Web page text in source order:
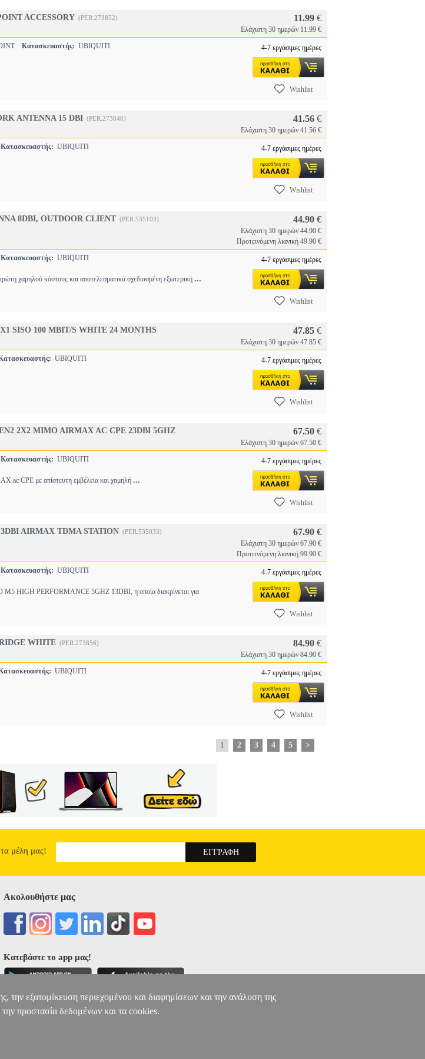
ACCESSORY (PER.273852) 11.99 €
Ελάχιστη 30 ημερών 11.99 €
Κατασκευαστής: UBIQUITI 4-7 εργάσιμες ημέρες
Wishlist
ANTENNA 15 DBI (PER.273840) 41.56 €
Ελάχιστη 30 ημερών 41.56 €
Κατασκευαστής: UBIQUITI 4-7 εργάσιμες ημέρες
Wishlist
8DBI, OUTDOOR CLIENT (PER.535103) 44.90 €
Ελάχιστη 30 ημερών 44.90 €
Προτεινόμενη λιανική 49.90 €
Κατασκευαστής: UBIQUITI
χαμηλού κόστους και αποτελεσματικά σχεδιασμένη εξωτερική ...
4-7 εργάσιμες ημέρες
Wishlist
SISO 100 MBIT/S WHITE 24 MONTHS
47.85 €
Ελάχιστη 30 ημερών 47.85 €
UBIQUITI 4-7 εργάσιμες ημέρες
Wishlist
2X2 MIMO AIRMAX AC CPE 23DBI 5GHZ
67.50 €
Ελάχιστη 30 ημερών 67.50 €
Κατασκευαστής: UBIQUITI
ac CPE με απίστευτη εμβέλεια και χαμηλή ...
4-7 εργάσιμες ημέρες
Wishlist
AIRMAX TDMA STATION (PER.535033) 67.90 €
Ελάχιστη 30 ημερών 67.90 €
Προτεινόμενη λιανική 99.90 €
Κατασκευαστής: UBIQUITI
HIGH PERFORMANCE 5GHZ 13DBI, η οποία διακρίνεται για
4-7 εργάσιμες ημέρες
Wishlist
WHITE (PER.273856) 84.90 €
Ελάχιστη 30 ημερών 84.90 €
UBIQUITI 4-7 εργάσιμες ημέρες
Wishlist
1 2 3 4 5 >
τα μέλη μας!
Ακολουθήστε μας
Κατεβάστε το app μας!
την εξατομίκευση περιεχομένου και διαφημίσεων και την ανάλυση της
προστασία δεδομένων και τα cookies.